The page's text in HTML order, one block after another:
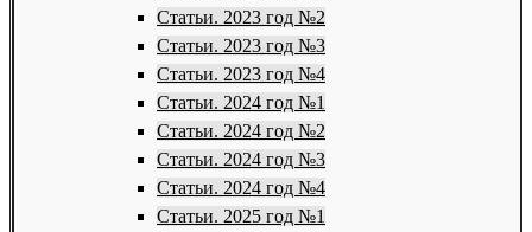
Статьи. 2023 год №2
Статьи. 2023 год №3
Статьи. 2023 год №4
Статьи. 2024 год №1
Статьи. 2024 год №2
Статьи. 2024 год №3
Статьи. 2024 год №4
Статьи. 2025 год №1